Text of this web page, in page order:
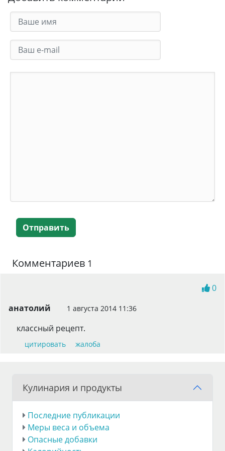
Отправить
Комментариев 1
0
анатолий
1 августа 2014 11:36
классный рецепт.
цитировать жалоба
Кулинария и продукты
Последние публикации
Меры веса и объема
Опасные добавки